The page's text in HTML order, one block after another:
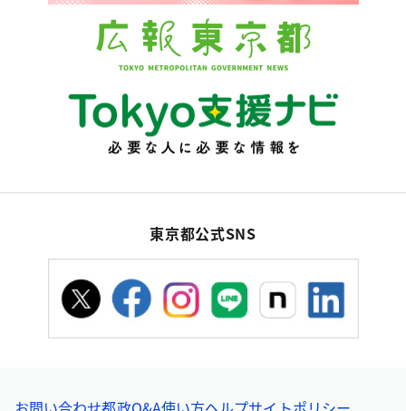
東京都公式SNS